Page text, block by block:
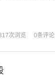
次浏览 0条评论